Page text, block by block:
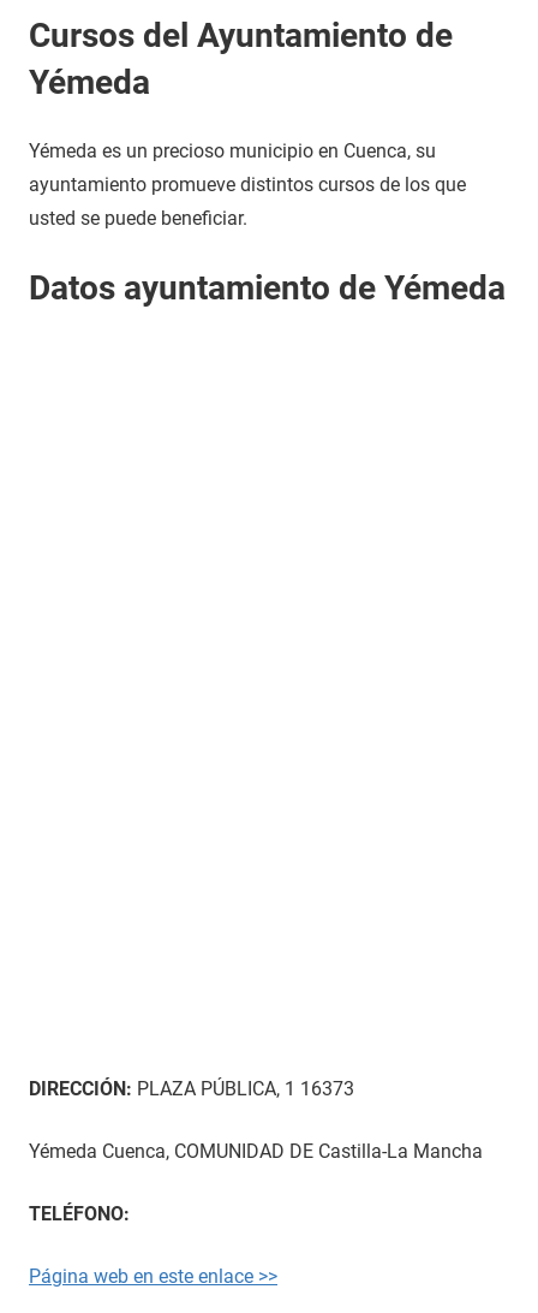
Cursos del Ayuntamiento de
Yémeda
Yémeda es un precioso municipio en Cuenca, su
ayuntamiento promueve distintos cursos de los que
usted se puede beneficiar.
Datos ayuntamiento de Yémeda
DIRECCIÓN: PLAZA PÚBLICA, 1 16373
Yémeda Cuenca, COMUNIDAD DE Castilla-La Mancha
TELÉFONO:
Página web en este enlace >>